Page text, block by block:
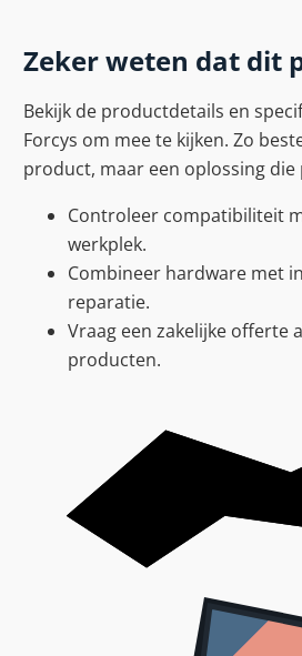
Zeker weten dat dit
Bekijk de productdetails en
Forcys om mee te kijken. Zo
product, maar een oplossing die
Controleer compatibiliteit
werkplek.
Combineer hardware met
reparatie.
Vraag een zakelijke offerte
producten.